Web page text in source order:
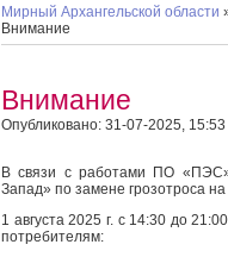
Мирный Архангельской области
Внимание
Внимание
Опубликовано: 31-07-2025, 15:53
В связи с работами ПО «ПЭС»
Запад» по замене грозотроса
1 августа 2025 г. с 14:30 до
потребителям: